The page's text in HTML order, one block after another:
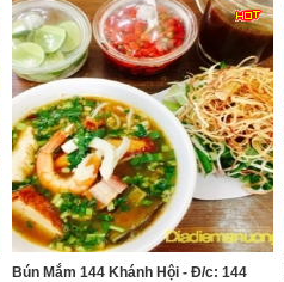
Bún Mắm 144 Khánh Hội - Đ/c: 144